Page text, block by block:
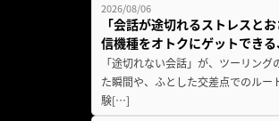
2026/08/06
「会話が途切れるストレスと
信機種をオトクにゲットでき
「途切れない会話」が、ツーリン
た瞬間や、ふとした交差点でのル
験[…]